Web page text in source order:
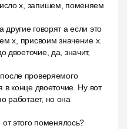
x, запишем, поменяем
говорят а если это
x, присвоим значение x.
двоеточие, да, значит,
проверяемого
в конце двоеточие. Ну вот
работает, но она
этого поменялось?